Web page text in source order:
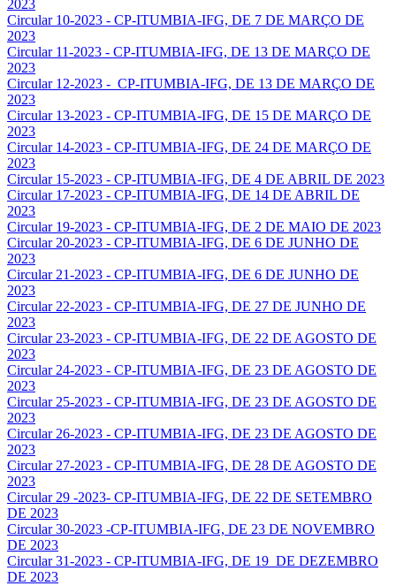
2023
Circular 10-2023 - CP-ITUMBIA-IFG, DE 7 DE MARÇO DE
2023
Circular 11-2023 - CP-ITUMBIA-IFG, DE 13 DE MARÇO DE
2023
Circular 12-2023 - CP-ITUMBIA-IFG, DE 13 DE MARÇO DE
2023
Circular 13-2023 - CP-ITUMBIA-IFG, DE 15 DE MARÇO DE
2023
Circular 14-2023 - CP-ITUMBIA-IFG, DE 24 DE MARÇO DE
2023
Circular 15-2023 - CP-ITUMBIA-IFG, DE 4 DE ABRIL DE 2023
Circular 17-2023 - CP-ITUMBIA-IFG, DE 14 DE ABRIL DE
2023
Circular 19-2023 - CP-ITUMBIA-IFG, DE 2 DE MAIO DE 2023
Circular 20-2023 - CP-ITUMBIA-IFG, DE 6 DE JUNHO DE
2023
Circular 21-2023 - CP-ITUMBIA-IFG, DE 6 DE JUNHO DE
2023
Circular 22-2023 - CP-ITUMBIA-IFG, DE 27 DE JUNHO DE
2023
Circular 23-2023 - CP-ITUMBIA-IFG, DE 22 DE AGOSTO DE
2023
Circular 24-2023 - CP-ITUMBIA-IFG, DE 23 DE AGOSTO DE
2023
Circular 25-2023 - CP-ITUMBIA-IFG, DE 23 DE AGOSTO DE
2023
Circular 26-2023 - CP-ITUMBIA-IFG, DE 23 DE AGOSTO DE
2023
Circular 27-2023 - CP-ITUMBIA-IFG, DE 28 DE AGOSTO DE
2023
Circular 29 -2023- CP-ITUMBIA-IFG, DE 22 DE SETEMBRO
DE 2023
Circular 30-2023 -CP-ITUMBIA-IFG, DE 23 DE NOVEMBRO
DE 2023
Circular 31-2023 - CP-ITUMBIA-IFG, DE 19 DE DEZEMBRO
DE 2023